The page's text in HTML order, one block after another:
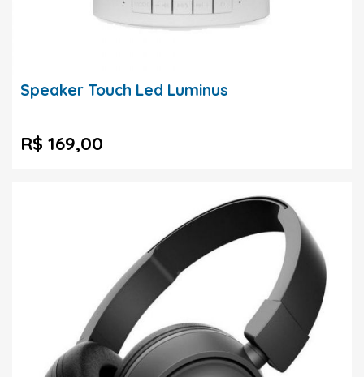
Speaker Touch Led Luminus
R$ 169,00